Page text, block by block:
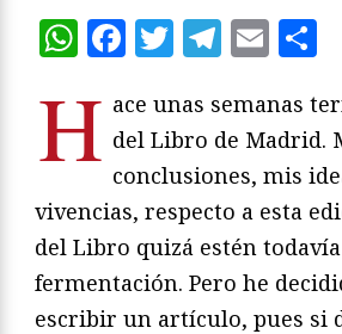
WhatsApp
Facebook
Twitter
H ace unas semanas
del Libro de Madrid.
conclusiones, mis
vivencias, respecto a esta
del Libro quizá estén
fermentación. Pero he
escribir un artículo, pues si